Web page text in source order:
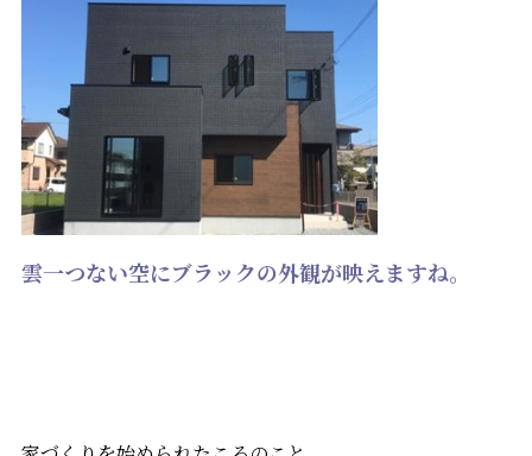
雲一つない空にブラックの外観が映えますね。